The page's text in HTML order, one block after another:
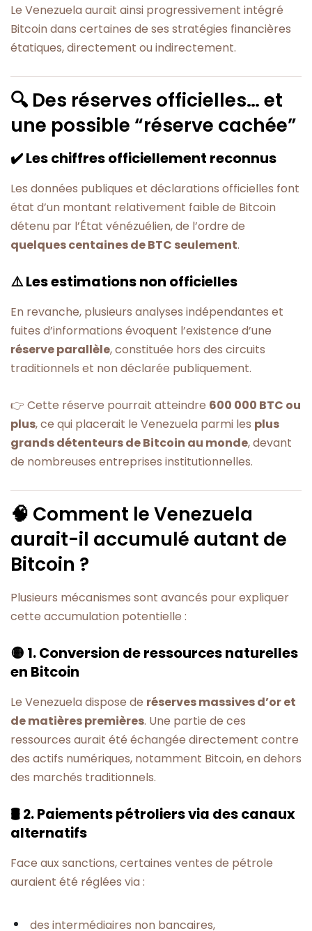
Le Venezuela aurait ainsi progressivement intégré
Bitcoin dans certaines de ses stratégies financières
étatiques, directement ou indirectement.
🔍 Des réserves officielles… et
une possible “réserve cachée”
✔️ Les chiffres officiellement reconnus
Les données publiques et déclarations officielles font
état d’un montant relativement faible de Bitcoin
détenu par l’État vénézuélien, de l’ordre de
quelques centaines de BTC seulement.
⚠️ Les estimations non officielles
En revanche, plusieurs analyses indépendantes et
fuites d’informations évoquent l’existence d’une
réserve parallèle, constituée hors des circuits
traditionnels et non déclarée publiquement.
👉 Cette réserve pourrait atteindre 600 000 BTC ou
plus, ce qui placerait le Venezuela parmi les plus
grands détenteurs de Bitcoin au monde, devant
de nombreuses entreprises institutionnelles.
🧠 Comment le Venezuela
aurait-il accumulé autant de
Bitcoin ?
Plusieurs mécanismes sont avancés pour expliquer
cette accumulation potentielle :
🟡 1. Conversion de ressources naturelles
en Bitcoin
Le Venezuela dispose de réserves massives d’or et
de matières premières. Une partie de ces
ressources aurait été échangée directement contre
des actifs numériques, notamment Bitcoin, en dehors
des marchés traditionnels.
🛢️ 2. Paiements pétroliers via des canaux
alternatifs
Face aux sanctions, certaines ventes de pétrole
auraient été réglées via :
des intermédiaires non bancaires,